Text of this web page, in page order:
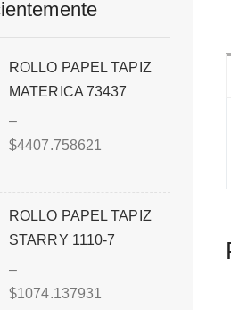
ROLLO PAPEL TAPIZ
MATERICA 73437
–
$4407.758621
ROLLO PAPEL TAPIZ
STARRY 1110-7
–
$1074.137931